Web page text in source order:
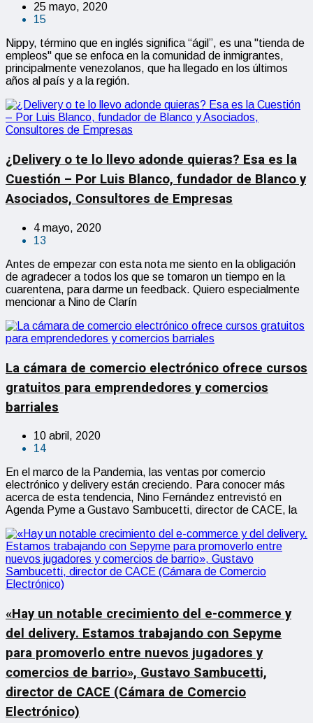
25 mayo, 2020
15
Nippy, término que en inglés significa “ágil”, es una "tienda de
empleos" que se enfoca en la comunidad de inmigrantes,
principalmente venezolanos, que ha llegado en los últimos
años al país y a la región.
¿Delivery o te lo llevo adonde quieras? Esa es la
Cuestión – Por Luis Blanco, fundador de Blanco y
Asociados, Consultores de Empresas
4 mayo, 2020
13
Antes de empezar con esta nota me siento en la obligación
de agradecer a todos los que se tomaron un tiempo en la
cuarentena, para darme un feedback. Quiero especialmente
mencionar a Nino de Clarín
La cámara de comercio electrónico ofrece cursos
gratuitos para emprendedores y comercios
barriales
10 abril, 2020
14
En el marco de la Pandemia, las ventas por comercio
electrónico y delivery están creciendo. Para conocer más
acerca de esta tendencia, Nino Fernández entrevistó en
Agenda Pyme a Gustavo Sambucetti, director de CACE, la
«Hay un notable crecimiento del e-commerce y
del delivery. Estamos trabajando con Sepyme
para promoverlo entre nuevos jugadores y
comercios de barrio», Gustavo Sambucetti,
director de CACE (Cámara de Comercio
Electrónico)